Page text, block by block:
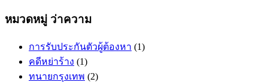
หมวดหมู่ ว่าความ
การรับประกันตัวผู้ต้องหา (1)
คดีหย่าร้าง (1)
ทนายกรุงเทพ (2)